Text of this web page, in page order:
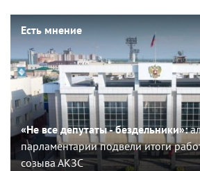
Есть мнение
«Не все депутаты - бездельники»:
парламентарии подвели итоги
созыва АКЗС